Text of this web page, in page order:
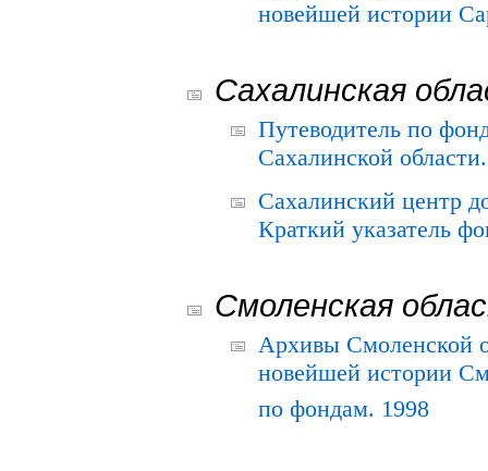
новейшей истории
Сахалинская
Путеводитель по
Сахалинской
Сахалинский центр
Краткий указатель
Смоленская
Архивы Смоленской
новейшей истории
по фондам. 1998